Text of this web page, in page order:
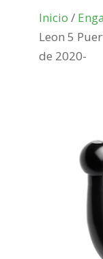
Inicio /
Leon 5
de 2020-